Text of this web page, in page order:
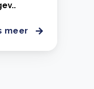
meer